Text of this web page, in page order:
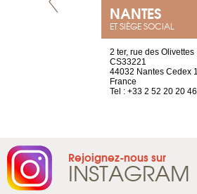
NANTES
ET SIÈGE SOCIAL
2 ter, rue des Olivettes
CS33221
44032 Nantes Cedex 1
France
Tel : +33 2 52 20 20 46
Rejoignez-nous sur
INSTAGRAM